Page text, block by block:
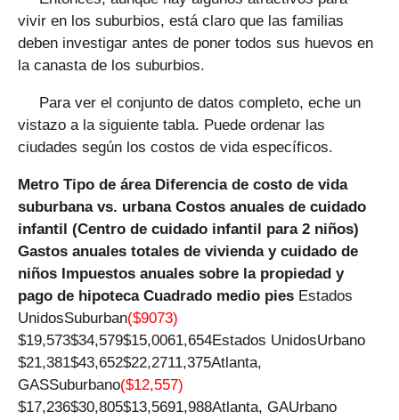
vivir en los suburbios, está claro que las familias
deben investigar antes de poner todos sus huevos en
la canasta de los suburbios.
Para ver el conjunto de datos completo, eche un
vistazo a la siguiente tabla. Puede ordenar las
ciudades según los costos de vida específicos.
Metro Tipo de área Diferencia de costo de vida
suburbana vs. urbana Costos anuales de cuidado
infantil (Centro de cuidado infantil para 2 niños)
Gastos anuales totales de vivienda y cuidado de
niños Impuestos anuales sobre la propiedad y
pago de hipoteca Cuadrado medio pies Estados
UnidosSuburban($9073)
$19,573$34,579$15,0061,654Estados UnidosUrbano
$21,381$43,652$22,2711,375Atlanta,
GASSuburbano($12,557)
$17,236$30,805$13,5691,988Atlanta, GAUrbano